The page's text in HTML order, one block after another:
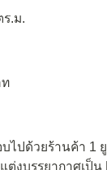
.ม.
ท
ไปด้วยร้านค้า 1
งบรรยากาศเป็น